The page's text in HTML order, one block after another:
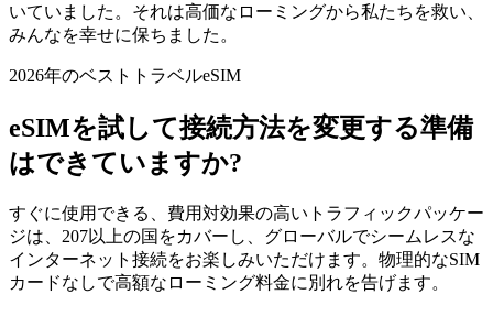
いていました。それは高価なローミングから私たちを救い、
みんなを幸せに保ちました。
2026年のベストトラベルeSIM
eSIMを試して接続方法を変更する準備
はできていますか?
すぐに使用できる、費用対効果の高いトラフィックパッケー
ジは、207以上の国をカバーし、グローバルでシームレスな
インターネット接続をお楽しみいただけます。物理的なSIM
カードなしで高額なローミング料金に別れを告げます。